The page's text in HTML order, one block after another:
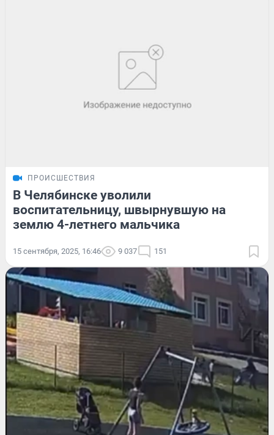
ПРОИСШЕСТВИЯ
В Челябинске уволили
воспитательницу, швырнувшую на
землю 4-летнего мальчика
15 сентября, 2025, 16:46 9 037 151